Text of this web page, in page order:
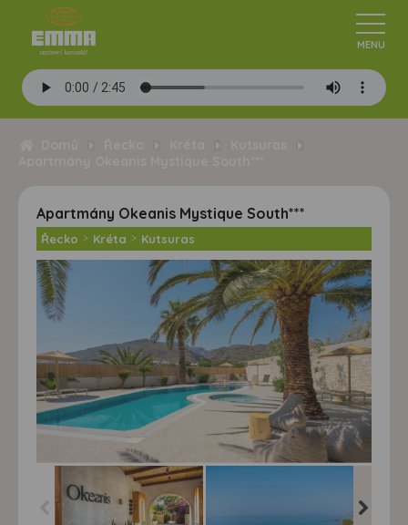
Apartmány Okeanis Mystique South***
Řecko > Kréta > Kutsuras